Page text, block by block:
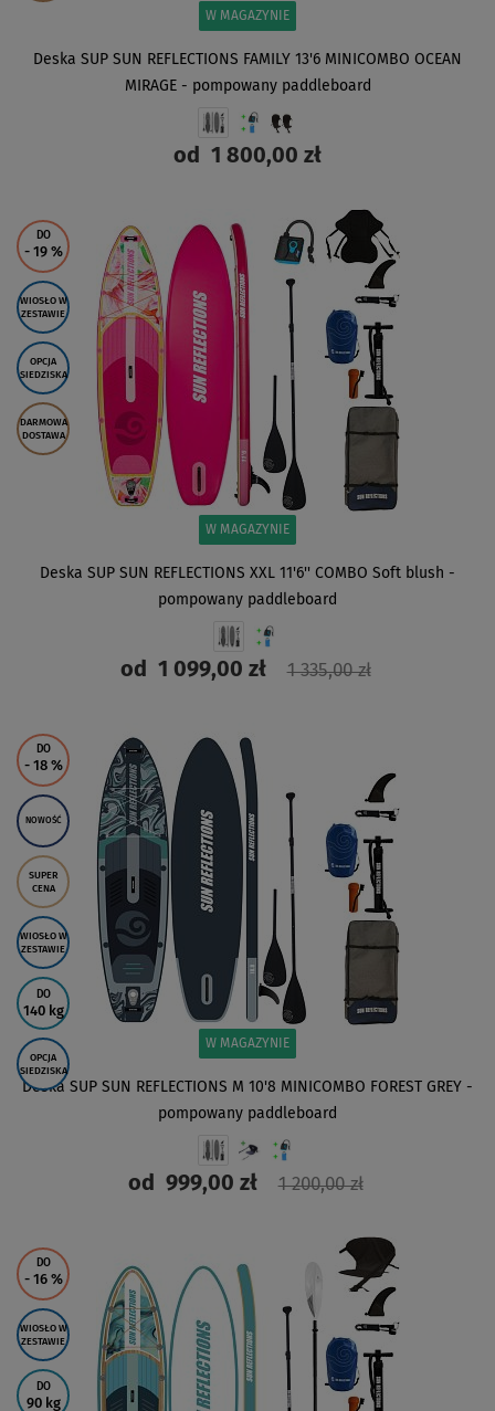
W MAGAZYNIE
Deska SUP SUN REFLECTIONS FAMILY 13'6 MINICOMBO OCEAN
MIRAGE - pompowany paddleboard
od 1 800,00 zł
DO
- 19 %
WIOSŁO W
ZESTAWIE
OPCJA
SIEDZISKA
DARMOWA
DOSTAWA
W MAGAZYNIE
Deska SUP SUN REFLECTIONS XXL 11'6'' COMBO Soft blush -
pompowany paddleboard
od1 099,00 zł 1 335,00 zł
DO
- 18 %
NOWOŚĆ
SUPER
CENA
WIOSŁO W
ZESTAWIE
DO
140 kg
OPCJA
SIEDZISKA
W MAGAZYNIE
Deska SUP SUN REFLECTIONS M 10'8 MINICOMBO FOREST GREY -
pompowany paddleboard
od999,00 zł 1 200,00 zł
DO
- 16 %
WIOSŁO W
ZESTAWIE
DO
90 kg